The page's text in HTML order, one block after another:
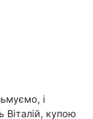
і
Віталій, купою